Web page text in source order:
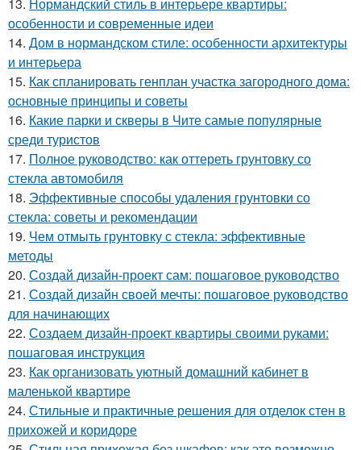
особенности и современные идеи
14. Дом в нормандском стиле: особенности архитектуры
и интерьера
15. Как спланировать генплан участка загородного дома:
основные принципы и советы
16. Какие парки и скверы в Чите самые популярные
среди туристов
17. Полное руководство: как оттереть грунтовку со
стекла автомобиля
18. Эффективные способы удаления грунтовки со
стекла: советы и рекомендации
19. Чем отмыть грунтовку с стекла: эффективные
методы
20. Создай дизайн-проект сам: пошаговое руководство
21. Создай дизайн своей мечты: пошаговое руководство
для начинающих
22. Создаем дизайн-проект квартиры своими руками:
пошаговая инструкция
23. Как организовать уютный домашний кабинет в
маленькой квартире
24. Стильные и практичные решения для отделок стен в
прихожей и коридоре